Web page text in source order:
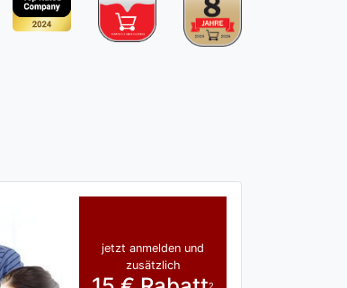
jetzt anmelden und
zusätzlich
2